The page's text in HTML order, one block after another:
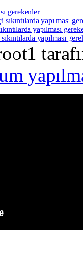
gerekenler
yapılması
yapılması
yapılması